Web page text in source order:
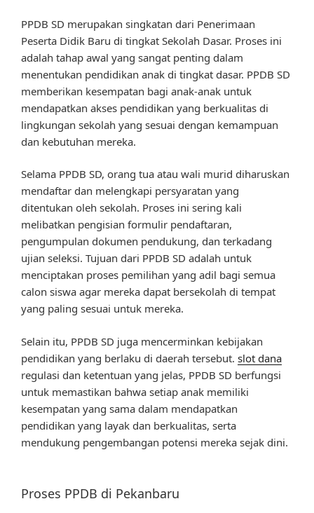
PPDB SD merupakan singkatan dari Penerimaan
Peserta Didik Baru di tingkat Sekolah Dasar. Proses ini
adalah tahap awal yang sangat penting dalam
menentukan pendidikan anak di tingkat dasar. PPDB SD
memberikan kesempatan bagi anak-anak untuk
mendapatkan akses pendidikan yang berkualitas di
lingkungan sekolah yang sesuai dengan kemampuan
dan kebutuhan mereka.
Selama PPDB SD, orang tua atau wali murid diharuskan
mendaftar dan melengkapi persyaratan yang
ditentukan oleh sekolah. Proses ini sering kali
melibatkan pengisian formulir pendaftaran,
pengumpulan dokumen pendukung, dan terkadang
ujian seleksi. Tujuan dari PPDB SD adalah untuk
menciptakan proses pemilihan yang adil bagi semua
calon siswa agar mereka dapat bersekolah di tempat
yang paling sesuai untuk mereka.
Selain itu, PPDB SD juga mencerminkan kebijakan
pendidikan yang berlaku di daerah tersebut. slot dana
regulasi dan ketentuan yang jelas, PPDB SD berfungsi
untuk memastikan bahwa setiap anak memiliki
kesempatan yang sama dalam mendapatkan
pendidikan yang layak dan berkualitas, serta
mendukung pengembangan potensi mereka sejak dini.
Proses PPDB di Pekanbaru